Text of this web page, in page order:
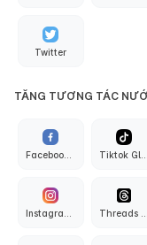
Twitter
TĂNG TƯƠNG TÁC